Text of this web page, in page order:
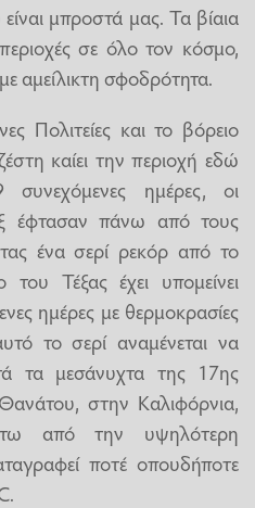
μπροστά μας. Τα βίαια
σε όλο τον κόσμο,
αμείλικτη σφοδρότητα.
Πολιτείες και το βόρειο
καίει την περιοχή εδώ
ημέρες, οι
έφτασαν πάνω από τους
ένα σερί ρεκόρ από το
Τέξας έχει υπομείνει
ημέρες με θερμοκρασίες
το σερί αναμένεται να
τα μεσάνυχτα της 17ης
στην Καλιφόρνια,
από την υψηλότερη
ποτέ οπουδήποτε